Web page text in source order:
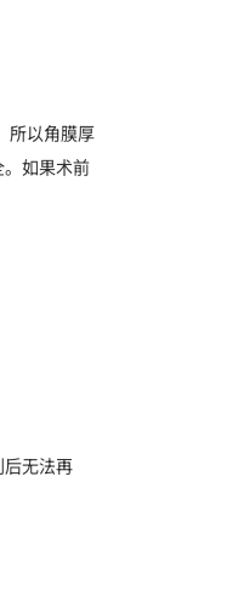
所以角膜厚
如果术前
无法再